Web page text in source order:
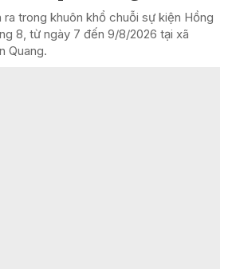
ra trong khuôn khổ chuỗi sự kiện Hồng
8, từ ngày 7 đến 9/8/2026 tại xã
Quang.